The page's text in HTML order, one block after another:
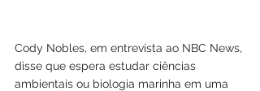
Cody Nobles, em entrevista ao NBC News,
disse que espera estudar ciências
ambientais ou biologia marinha em uma